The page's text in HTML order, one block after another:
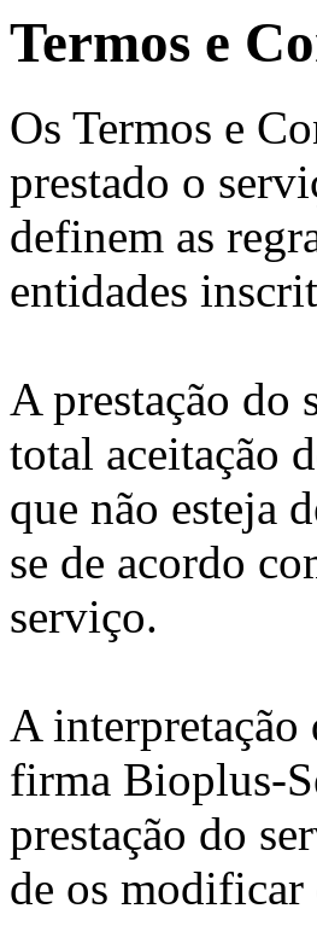
Termos e
Os Termos e
prestado o
definem as
entidades
A prestação do
total aceitação
que não esteja
se de acordo
serviço.
A interpretação
firma Bioplus-
prestação do
de os